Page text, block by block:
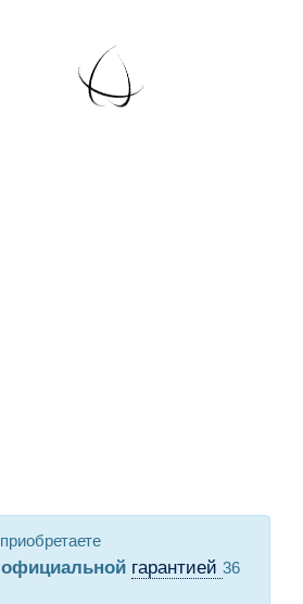
официальной гарантией 36